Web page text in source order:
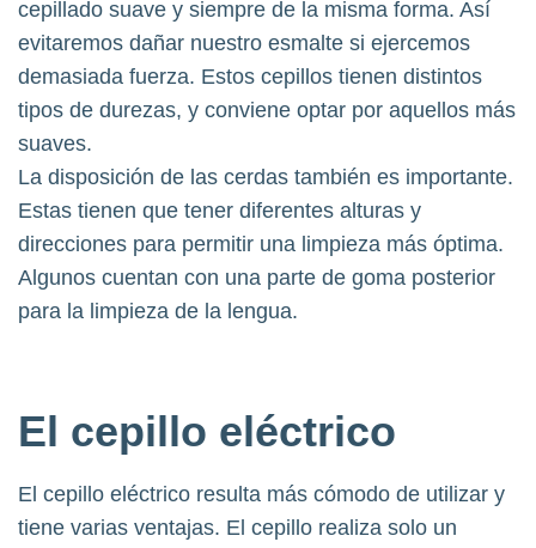
cepillado suave y siempre de la misma forma. Así
evitaremos dañar nuestro esmalte si ejercemos
demasiada fuerza. Estos cepillos tienen distintos
tipos de durezas, y conviene optar por aquellos más
suaves.
La disposición de las cerdas también es importante.
Estas tienen que tener diferentes alturas y
direcciones para permitir una limpieza más óptima.
Algunos cuentan con una parte de goma posterior
para la limpieza de la lengua.
El cepillo eléctrico
El cepillo eléctrico resulta más cómodo de utilizar y
tiene varias ventajas. El cepillo realiza solo un